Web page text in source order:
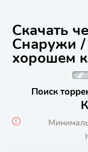
Скачать
Снаружи /
хорошем
Поиск